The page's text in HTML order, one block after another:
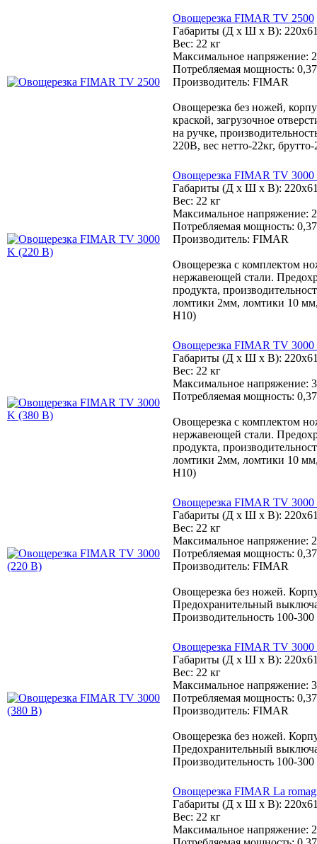
Овощерезка FIMAR TV 2500
Габариты (Д х Ш х В):
Вес: 22 кг
Максимальное напряжение:
Потребляемая мощность:
Производитель: FIMAR
Овощерезка без ножей,
краской, загрузочное
на ручке,
220В, вес нетто-22кг, брутто-
Овощерезка FIMAR TV
Габариты (Д х Ш х В):
Вес: 22 кг
Максимальное напряжение:
Потребляемая мощность:
Производитель: FIMAR
Овощерезка с комплектом
нержавеющей стали.
продукта,
ломтики 2мм, ломтики 10
H10)
Овощерезка FIMAR TV
Габариты (Д х Ш х В):
Вес: 22 кг
Максимальное напряжение:
Потребляемая мощность:
Овощерезка с комплектом
нержавеющей стали.
продукта,
ломтики 2мм, ломтики 10
H10)
Овощерезка FIMAR TV 3000
Габариты (Д х Ш х В):
Вес: 22 кг
Максимальное напряжение:
Потребляемая мощность:
Производитель: FIMAR
Овощерезка без ножей.
Предохранительный
Производительность 100-
Овощерезка FIMAR TV 3000
Габариты (Д х Ш х В):
Вес: 22 кг
Максимальное напряжение:
Потребляемая мощность:
Производитель: FIMAR
Овощерезка без ножей.
Предохранительный
Производительность 100-
Овощерезка FIMAR La
Габариты (Д х Ш х В):
Вес: 22 кг
Максимальное напряжение: